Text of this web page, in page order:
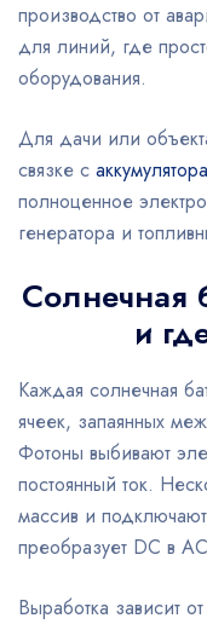
производство от
для линий, где
оборудования.
Для дачи или
связке с
полноценное
генератора и
Солнечная
и
Каждая солнечная
ячеек, запаянных
Фотоны выбивают
постоянный ток.
массив и
преобразует DC в
Выработка зависит